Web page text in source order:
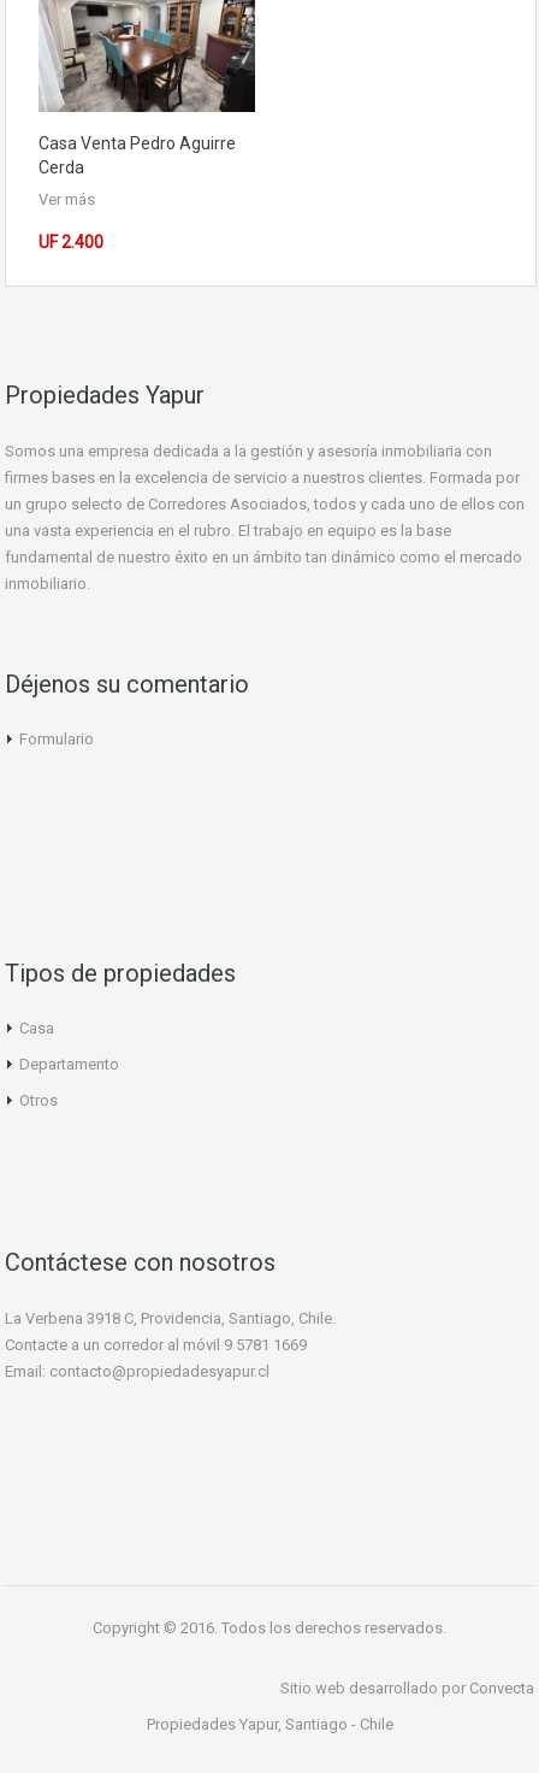
Casa Venta Pedro Aguirre
Cerda
Ver más
UF 2.400
Propiedades Yapur
Somos una empresa dedicada a la gestión y asesoría inmobiliaria con
firmes bases en la excelencia de servicio a nuestros clientes. Formada por
un grupo selecto de Corredores Asociados, todos y cada uno de ellos con
una vasta experiencia en el rubro. El trabajo en equipo es la base
fundamental de nuestro éxito en un ámbito tan dinámico como el mercado
inmobiliario.
Déjenos su comentario
Formulario
Tipos de propiedades
Casa
Departamento
Otros
Contáctese con nosotros
La Verbena 3918 C, Providencia, Santiago, Chile.
Contacte a un corredor al móvil 9 5781 1669
Email: contacto@propiedadesyapur.cl
Copyright © 2016. Todos los derechos reservados.
Sitio web desarrollado por Convecta
Propiedades Yapur, Santiago - Chile